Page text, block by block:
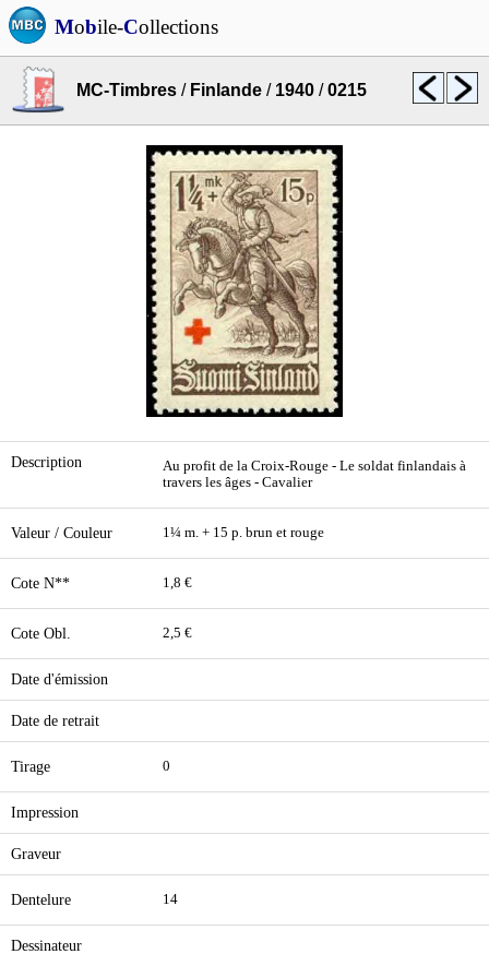
Mobile-Collections
MC-Timbres / Finlande / 1940 /0215
Description
Au profit de la Croix-Rouge - Le soldat finlandais à
travers les âges - Cavalier
Valeur / Couleur 1¼ m. + 15 p. brun et rouge
Cote N** 1,8 €
Cote Obl. 2,5 €
Date d'émission
Date de retrait
Tirage 0
Impression
Graveur
Dentelure 14
Dessinateur